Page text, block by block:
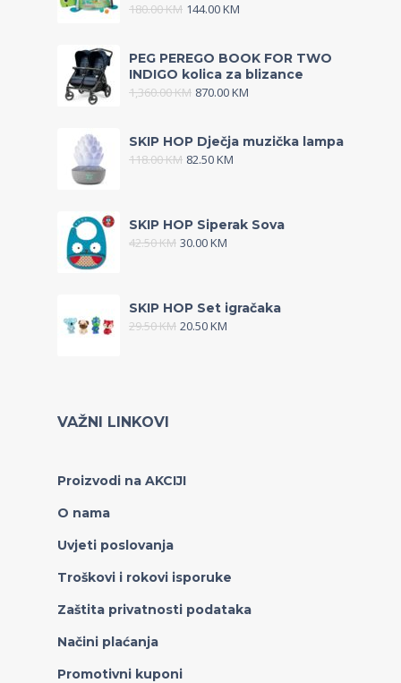
180.00KM 144.00KM
PEG PEREGO BOOK FOR TWO
INDIGO kolica za blizance
1,360.00KM 870.00KM
SKIP HOP Dječja muzička lampa
118.00KM 82.50KM
SKIP HOP Siperak Sova
42.50KM 30.00KM
SKIP HOP Set igračaka
29.50KM 20.50KM
VAŽNI LINKOVI
Proizvodi na AKCIJI
O nama
Uvjeti poslovanja
Troškovi i rokovi isporuke
Zaštita privatnosti podataka
Načini plaćanja
Promotivni kuponi